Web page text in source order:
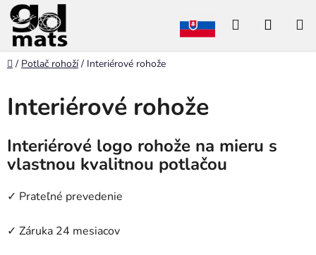
Prejsť
na
obsah
Hľadať
Domov
/ Potlač rohoží / Interiérové rohože
Interiérové rohože
Interiérové logo rohože na mieru s
vlastnou kvalitnou potlačou
✓ Prateľné prevedenie
✓ Záruka 24 mesiacov